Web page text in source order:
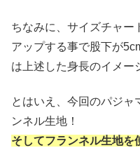
ちなみに、サイズチャ
アップする事で股下が
は上述した身長のイメー
とはいえ、今回のパジャ
ンネル生地！
そしてフランネル生地を